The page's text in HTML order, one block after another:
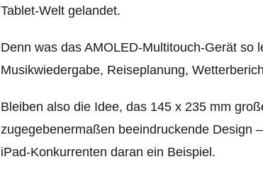
Tablet-Welt gelandet.
Denn was das AMOLED-Multitouch-Gerät so
Musikwiedergabe, Reiseplanung,
Bleiben also die Idee, das 145 x 235 mm
zugegebenermaßen beeindruckende Design
iPad-Konkurrenten daran ein Beispiel.